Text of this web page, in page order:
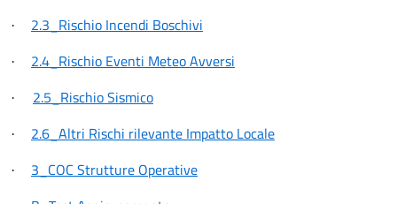
· 2.3_Rischio Incendi Boschivi
· 2.4_Rischio Eventi Meteo Avversi
· 2.5_Rischio Sismico
· 2.6_Altri Rischi rilevante Impatto Locale
· 3_COC Strutture Operative